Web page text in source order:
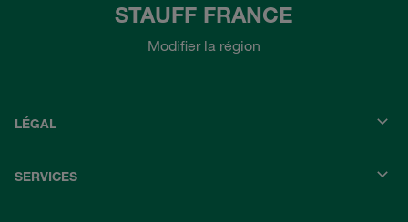
STAUFF FRANCE
Modifier la région
LÉGAL
SERVICES